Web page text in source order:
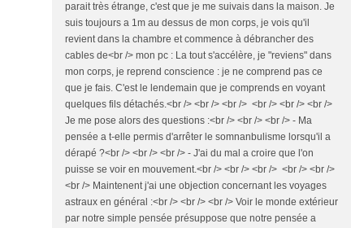
parait très étrange, c'est que je me suivais dans la maison. Je
suis toujours a 1m au dessus de mon corps, je vois qu'il
revient dans la chambre et commence à débrancher des
cables de<br /> mon pc : La tout s'accélère, je "reviens" dans
mon corps, je reprend conscience : je ne comprend pas ce
que je fais. C'est le lendemain que je comprends en voyant
quelques fils détachés.<br /> <br /> <br /> <br /> <br /> <br />
Je me pose alors des questions :<br /> <br /> <br /> - Ma
pensée a t-elle permis d'arrêter le somnanbulisme lorsqu'il a
dérapé ?<br /> <br /> <br /> - J'ai du mal a croire que l'on
puisse se voir en mouvement.<br /> <br /> <br /> <br /> <br />
<br /> Maintenent j'ai une objection concernant les voyages
astraux en général :<br /> <br /> <br /> Voir le monde extérieur
par notre simple pensée présuppose que notre pensée a